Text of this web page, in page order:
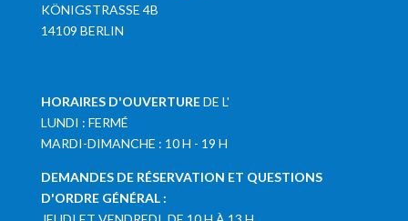
KÖNIGSTRASSE 4B
14109 BERLIN
HORAIRES D'OUVERTUREDE L'
LUNDI : FERMÉ
MARDI-DIMANCHE : 10 H - 19 H
DEMANDES DE RÉSERVATION ET QUESTIONS
D'ORDRE GÉNÉRAL :